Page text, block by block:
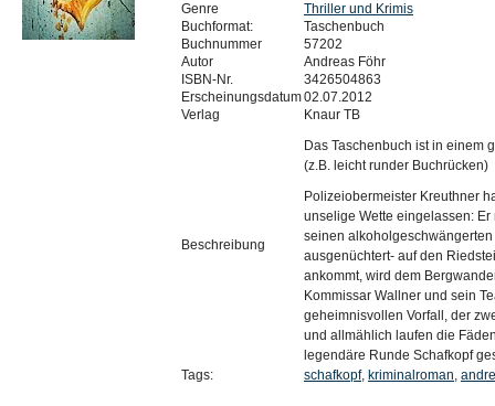
Genre
Thriller und Krimis
Buchformat:
Taschenbuch
Buchnummer
57202
Autor
Andreas Föhr
ISBN-Nr.
3426504863
Erscheinungsdatum02.07.2012
Verlag
Knaur TB
Beschreibung
Das Taschenbuch ist in einem
(z.B. leicht runder Buchrücken)
Polizeiobermeister Kreuthner
unselige Wette eingelassen:
seinen
ausgenüchtert- auf den
ankommt, wird dem
Kommissar Wallner und sein
geheimnisvollen Vorfall, der
und allmählich laufen die
legendäre Runde Schafkopf
Tags:
schafkopf, kriminalroman,